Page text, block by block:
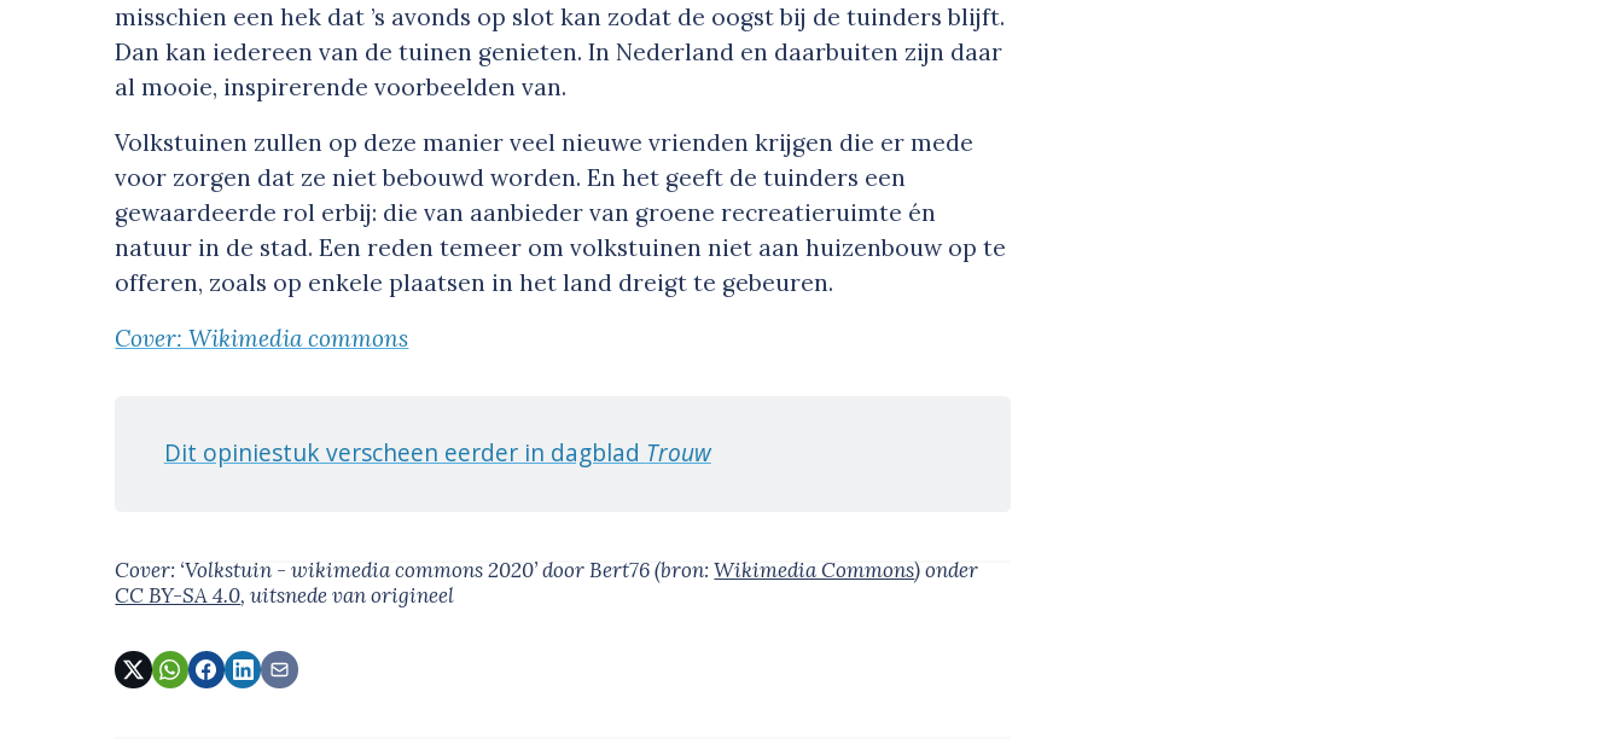
misschien een hek dat ’s avonds op slot kan zodat de oogst bij de tuinders blijft.
Dan kan iedereen van de tuinen genieten. In Nederland en daarbuiten zijn daar
al mooie, inspirerende voorbeelden van.
Volkstuinen zullen op deze manier veel nieuwe vrienden krijgen die er mede
voor zorgen dat ze niet bebouwd worden. En het geeft de tuinders een
gewaardeerde rol erbij: die van aanbieder van groene recreatieruimte én
natuur in de stad. Een reden temeer om volkstuinen niet aan huizenbouw op te
offeren, zoals op enkele plaatsen in het land dreigt te gebeuren.
Cover: Wikimedia commons
Dit opiniestuk verscheen eerder in dagblad Trouw
Cover: ‘Volkstuin - wikimedia commons 2020’door Bert76(bron:Wikimedia Commons)onder
CC BY-SA 4.0, uitsnede van origineel